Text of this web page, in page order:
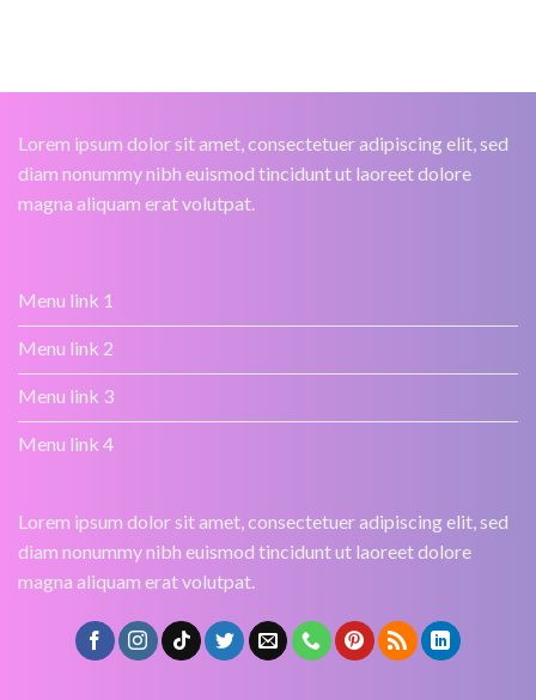
Lorem ipsum dolor sit amet, consectetuer adipiscing elit, sed
diam nonummy nibh euismod tincidunt ut laoreet dolore
magna aliquam erat volutpat.
Menu link 1
Menu link 2
Menu link 3
Menu link 4
Lorem ipsum dolor sit amet, consectetuer adipiscing elit, sed
diam nonummy nibh euismod tincidunt ut laoreet dolore
magna aliquam erat volutpat.